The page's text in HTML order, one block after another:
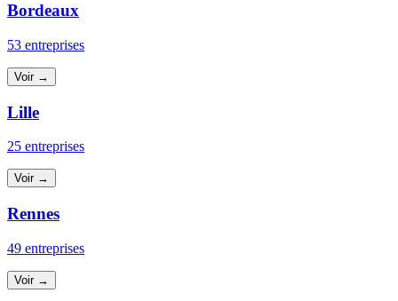
Bordeaux
53 entreprises
Voir →
Lille
25 entreprises
Voir →
Rennes
49 entreprises
Voir →